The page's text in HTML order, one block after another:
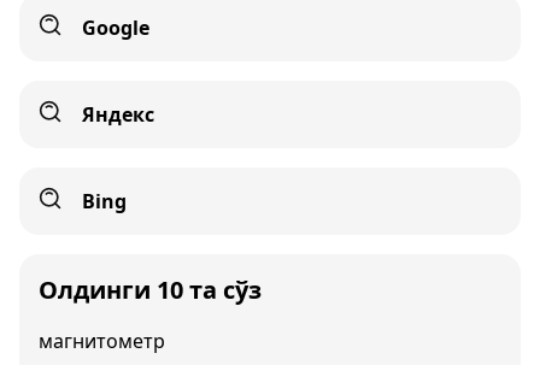
Google
Яндекс
Bing
Олдинги 10 та сўз
магнитометр